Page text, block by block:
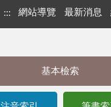
::: 網站導覽 最新消息
基本檢索